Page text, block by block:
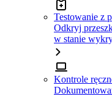
Testowanie z
Odkryj
w stanie
Kontrole